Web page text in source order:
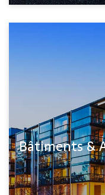
Bâtiments &